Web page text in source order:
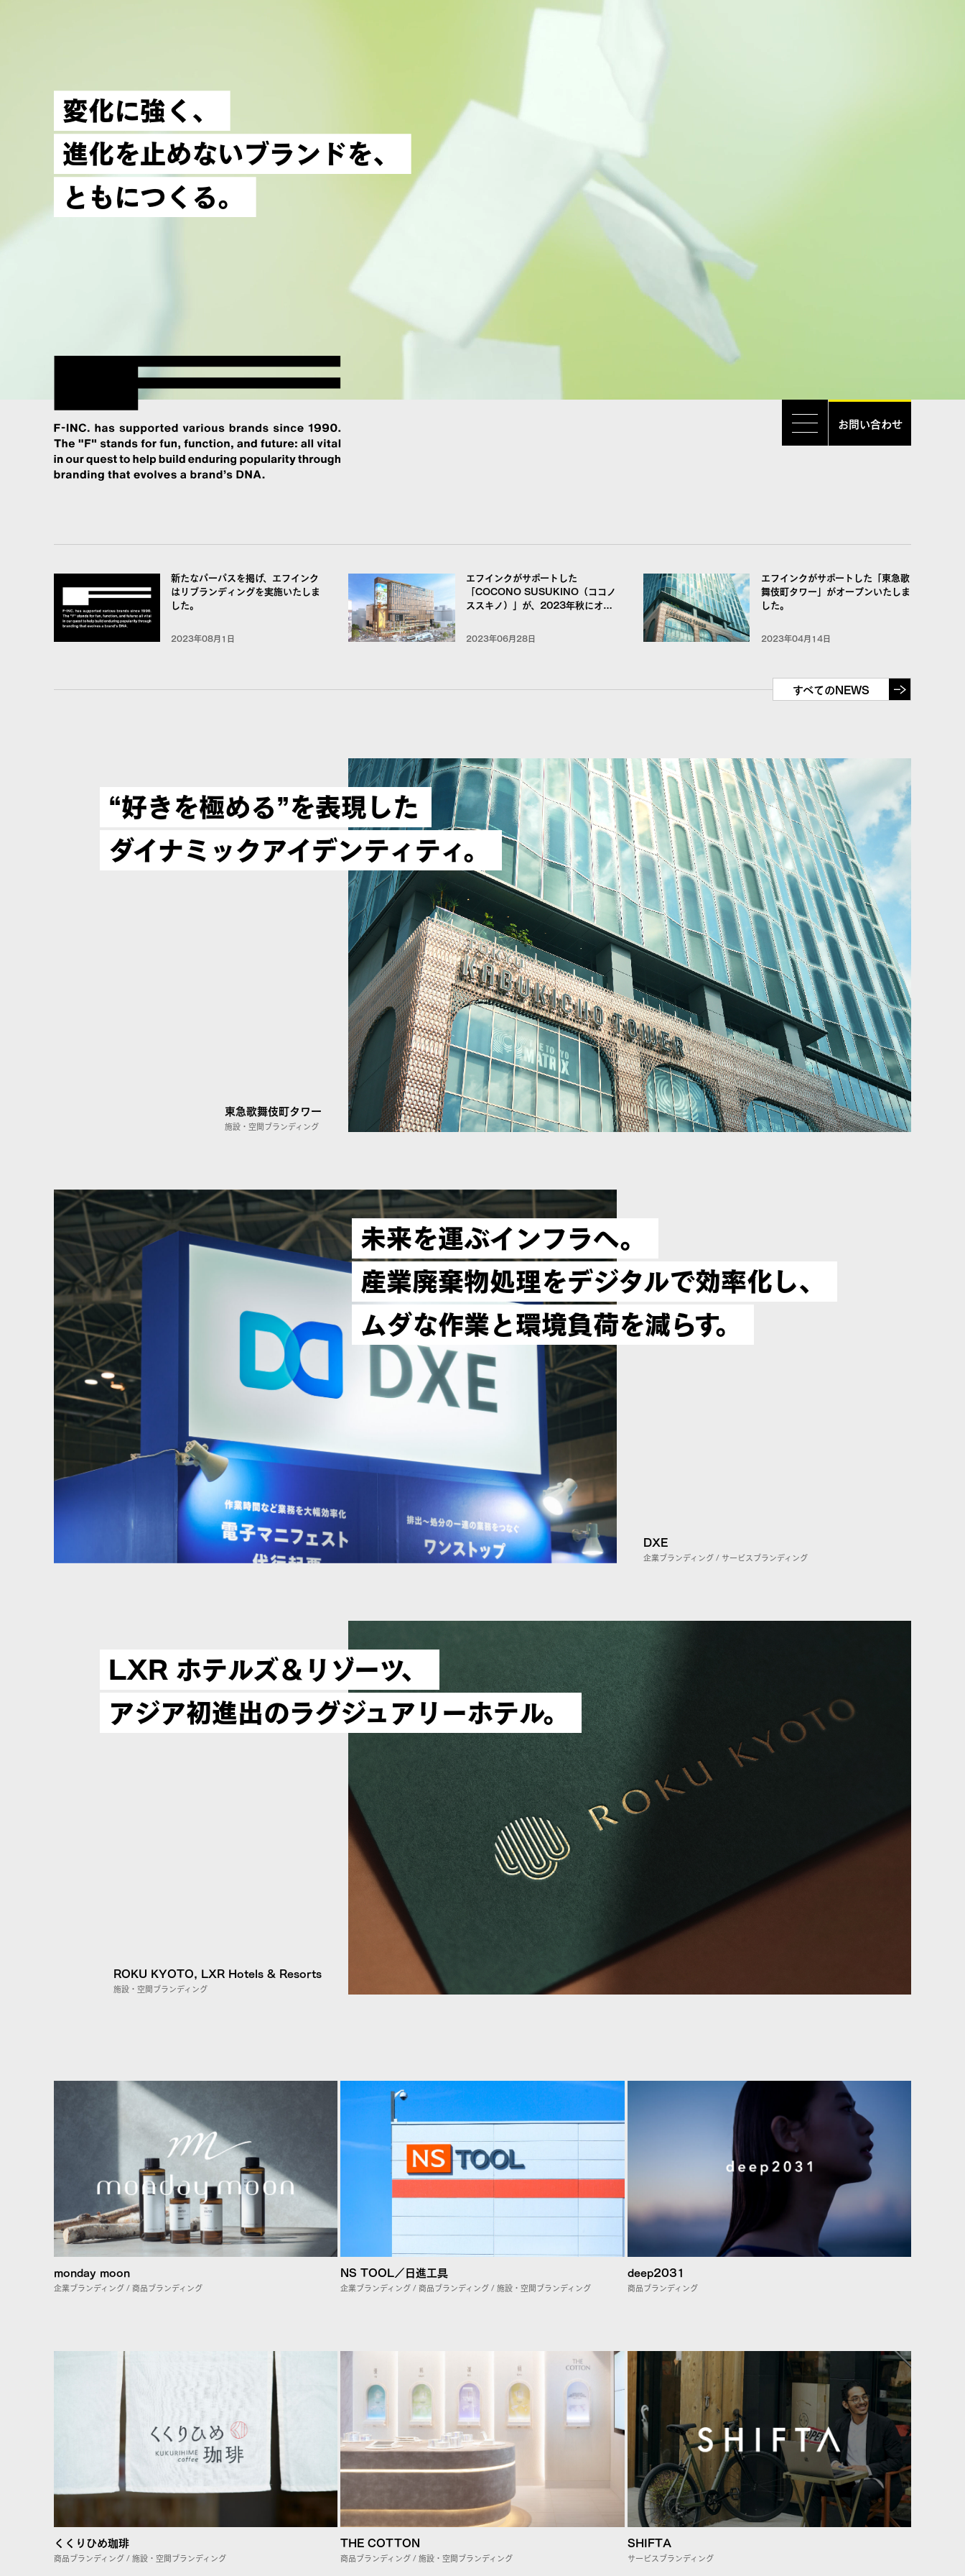
HOME
OUR PURPOSE
SERVICE
変化に強く、
進化を止めないブラン ドを、
ともにつくる。
お問い合わせ
新たなパーパスを掲げ、エフインク
はリブランディングを実施いたしま
した。
2023年08月1日
エフインクがサポートした
「COCONO SUSUKINO（ココノ
ススキノ）」が、2023年秋にオー
2023年06月28日
エフインクがサポートした「東急歌
舞伎町タワー」がオープンいたしま
した。
2023年04月14日
すべてのNEWS
“好きを極める”を表現した
ダイナミックアイデンティティ。
東急歌舞伎町タワー
施設・空間ブランディング
未来を運ぶインフラへ。
産業廃棄物処理をデジタルで効率化し、
ムダな作業と環境負荷を減らす。
DXE
企業ブランディング / サービスブランディング
LXR ホテルズ＆リゾーツ、
アジア初進出のラグジュアリーホテル。
ROKU KYOTO, LXR Hotels & Resorts
施設・空間ブランディング
monday moon
企業ブランディング / 商品ブランディング
NS TOOL／日進工具
企業ブランディング / 商品ブランディング / 施設・空間ブランディング
deep2031
商品ブランディング
くくりひめ珈琲
商品ブランディング / 施設・空間ブランディング
THE COTTON
商品ブランディング / 施設・空間ブランディング
SHIFTA
サービスブランディング